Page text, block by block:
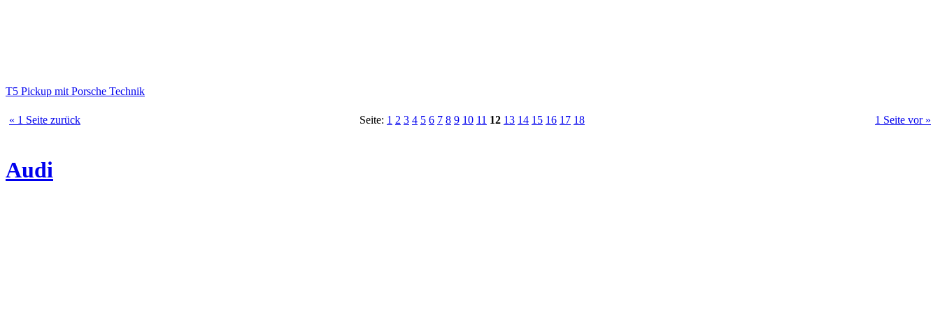
T5 Pickup mit Porsche Technik
« 1 Seite zurück Seite: 1 2 3 4 5 6 7 8 9 10 11 12 13 14 15 16 17 18 1 Seite vor »
Audi